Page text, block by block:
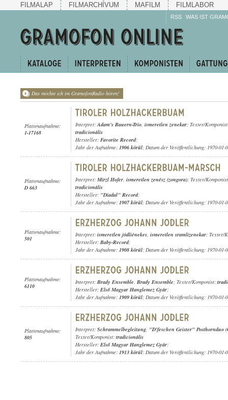
FILMALAP FILMARCHÍVUM MAFILM FILMLABOR
RSS WAS IST
Das möchte ich im GramofonRadio hören!
Plattenaufnahme:
1-17168
Interpret:Adam's Bauern-Trio, ismeretlen zenekar; Texter/
tradicionális
Hersteller: Favorite Record;
Jahr der Aufnahme: 1906 körül; Datum der Veröffentlichung: 1970-01-
Plattenaufnahme:
D 663
Interpret: Mirzl Hofer, ismeretlen zenész (zongora); Texter/
tradicionális
Hersteller: "Diadal" Record;
Jahr der Aufnahme: 1907 körül; Datum der Veröffentlichung: 1970-01-
Plattenaufnahme:
501
Interpret: ismeretlen jódliénekes, ismeretlen sramlizenekar; Texter/
Hersteller: Baby-Record;
Jahr der Aufnahme: 1908 körül; Datum der Veröffentlichung: 1970-01-
Plattenaufnahme:
6110
Interpret: Brady Ensemble, Brady Ensemble; Texter/Komponist:
Hersteller: Első Magyar Hanglemez Gyár;
Jahr der Aufnahme: 1909 körül; Datum der Veröffentlichung: 1970-01-
Plattenaufnahme:
805
Interpret: Schrammelbegleitung, "D'feschen Geister" Posthornduo
Texter/Komponist: tradicionális
Hersteller: Első Magyar Hanglemez Gyár;
Jahr der Aufnahme: 1913 körül; Datum der Veröffentlichung: 1970-01-